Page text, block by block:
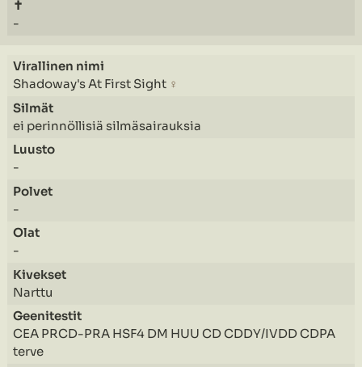
-
Shadoway's At First Sight ♀
ei perinnöllisiä silmäsairauksia
-
-
-
Narttu
CEA PRCD-PRA HSF4 DM HUU CD CDDY/IVDD CDPA
terve